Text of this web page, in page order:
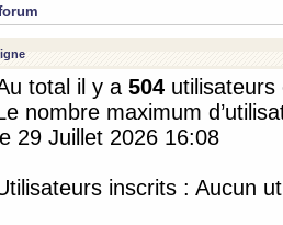
total il y a 504
nombre maximum
le 29 Juillet 2026 16:08
inscrits : Aucun